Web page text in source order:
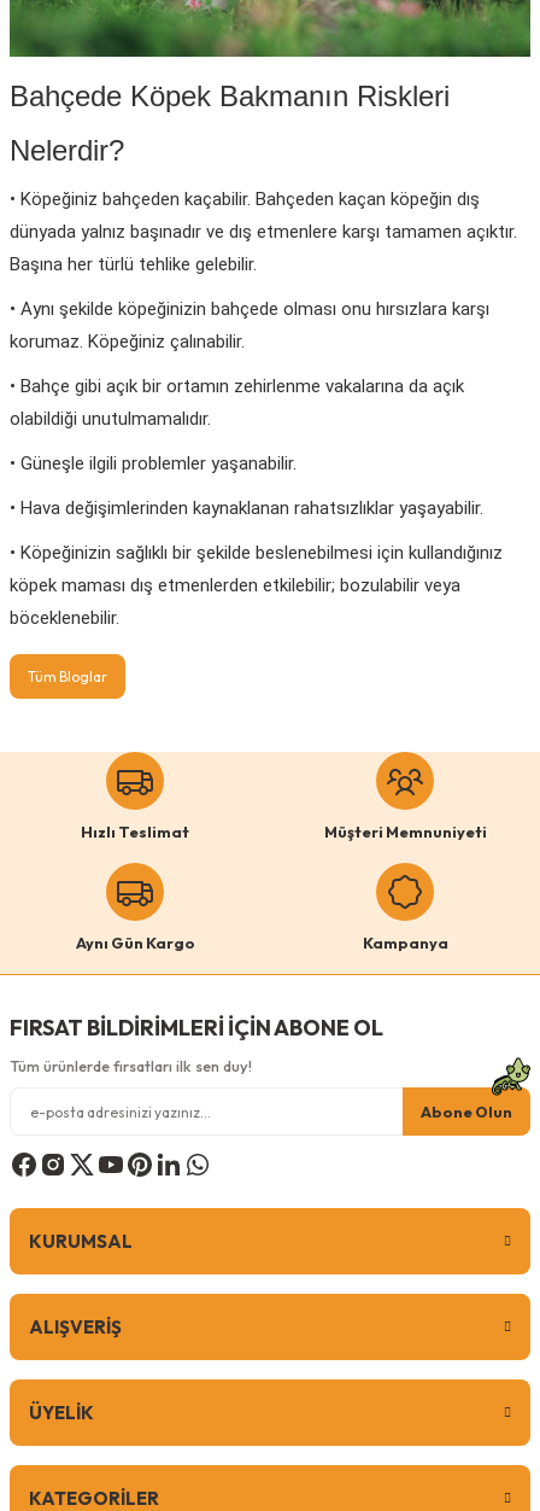
Bahçede Köpek Bakmanın Riskleri
Nelerdir?
• Köpeğiniz bahçeden kaçabilir. Bahçeden kaçan köpeğin dış
dünyada yalnız başınadır ve dış etmenlere karşı tamamen açıktır.
Başına her türlü tehlike gelebilir.
• Aynı şekilde köpeğinizin bahçede olması onu hırsızlara karşı
korumaz. Köpeğiniz çalınabilir.
• Bahçe gibi açık bir ortamın zehirlenme vakalarına da açık
olabildiği unutulmamalıdır.
• Güneşle ilgili problemler yaşanabilir.
• Hava değişimlerinden kaynaklanan rahatsızlıklar yaşayabilir.
• Köpeğinizin sağlıklı bir şekilde beslenebilmesi için kullandığınız
köpek maması dış etmenlerden etkilebilir; bozulabilir veya
böceklenebilir.
Tüm Bloglar
Hızlı Teslimat Müşteri Memnuniyeti
Aynı Gün Kargo Kampanya
FIRSAT BİLDİRİMLERİ İÇİN ABONE OL
Tüm ürünlerde fırsatları ilk sen duy!
Abone Olun
KURUMSAL
ALIŞVERİŞ
ÜYELİK
KATEGORİLER